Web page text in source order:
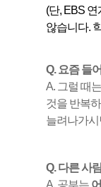
(단, EBS
않습니다.
Q. 요즘 들
A. 그럴 때
것을 반복
늘려나가
Q. 다른 사
A. 공부는